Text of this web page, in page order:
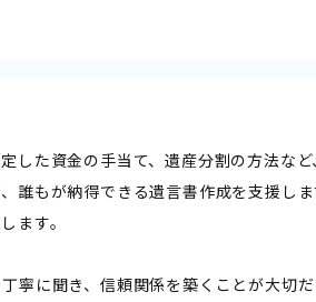
した資金の手当て、遺産分割の方法な
誰もが納得できる遺言書作成を支援し
ます。
寧に聞き、信頼関係を築くことが大切